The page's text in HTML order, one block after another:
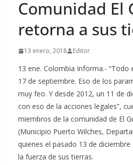
Comunidad El
retorna a sus
13 enero, 2018 Editor
13 ene. Colombia Informa.- “Todo
17 de septiembre. Eso de los
muy feo. Y desde 2012, un 11 de
con eso de la acciones legales”,
miembros de la comunidad de El
(Municipio Puerto Wilches,
quienes el pasado 13 de
la fuerza de sus tierras.